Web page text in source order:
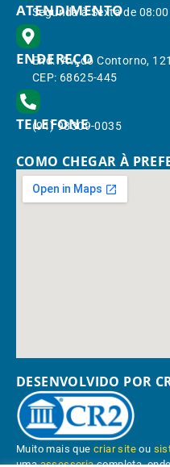
ATENDIMENTO
Segunda à Sexta de
ENDEREÇO
End.: Av. do Contorno,
CEP: 68625-445
TELEFONE
(91) 98309-0035
COMO CHEGAR À
DESENVOLVIDO POR
Muito mais quecriar site ou
umaassessoriacompleta,